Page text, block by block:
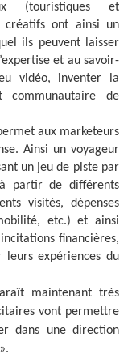
(touristiques et
créatifs ont ainsi un
ils peuvent laisser
et au savoir-
vidéo, inventer la
communautaire de
aux marketeurs
Ainsi un voyageur
un jeu de piste par
partir de différents
visités, dépenses
etc.) et ainsi
financières,
expériences du
maintenant très
vont permettre
dans une direction